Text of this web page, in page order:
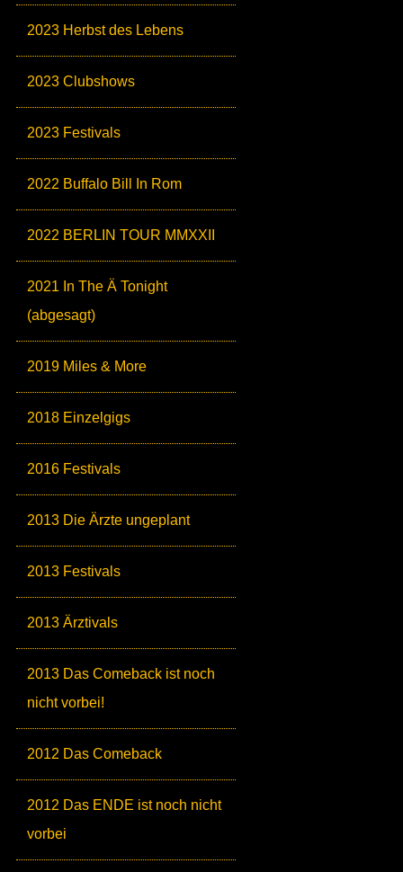
2023 Herbst des Lebens
2023 Clubshows
2023 Festivals
2022 Buffalo Bill In Rom
2022 BERLIN TOUR MMXXII
2021 In The Ä Tonight
(abgesagt)
2019 Miles & More
2018 Einzelgigs
2016 Festivals
2013 Die Ärzte ungeplant
2013 Festivals
2013 Ärztivals
2013 Das Comeback ist noch
nicht vorbei!
2012 Das Comeback
2012 Das ENDE ist noch nicht
vorbei